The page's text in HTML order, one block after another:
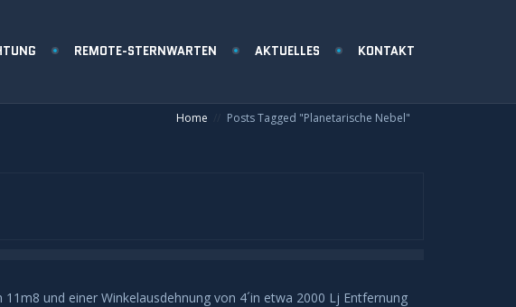
REMOTE-STERNWARTEN AKTUELLES KONTAKT
Home Posts Tagged "Planetarische Nebel"
und einer Winkelausdehnung von 4´in etwa 2000 Lj Entfernung